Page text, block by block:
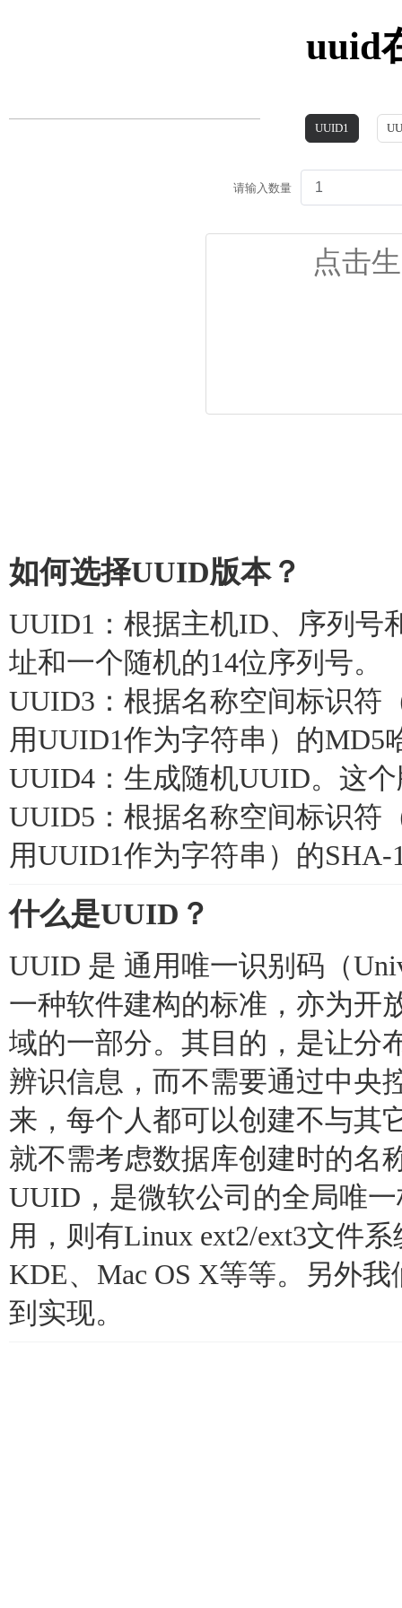
uuid
UUID1
请输入数量
如何选择UUID版本？
UUID1：根据主机ID、序列号
址和一个随机的14位序列号。
UUID3：根据名称空间标识符
用UUID1作为字符串）的MD5
UUID4：生成随机UUID。这
UUID5：根据名称空间标识符
用UUID1作为字符串）的
什么是UUID？
UUID 是 通用唯一识别码（
一种软件建构的标准，亦为开
域的一部分。其目的，是让分
辨识信息，而不需要通过中央
来，每个人都可以创建不与其
就不需考虑数据库创建时的名
UUID，是微软公司的全局唯
用，则有Linux ext2/ext3文件
KDE、Mac OS X等等。另外
到实现。